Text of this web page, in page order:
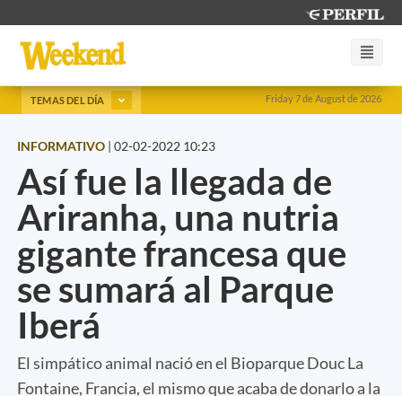
Friday 7 de August de 2026
TEMAS DEL DÍA
INFORMATIVO | 02-02-2022 10:23
Así fue la llegada de
Ariranha, una nutria
gigante francesa que
se sumará al Parque
Iberá
El simpático animal nació en el Bioparque Douc La
Fontaine, Francia, el mismo que acaba de donarlo a la